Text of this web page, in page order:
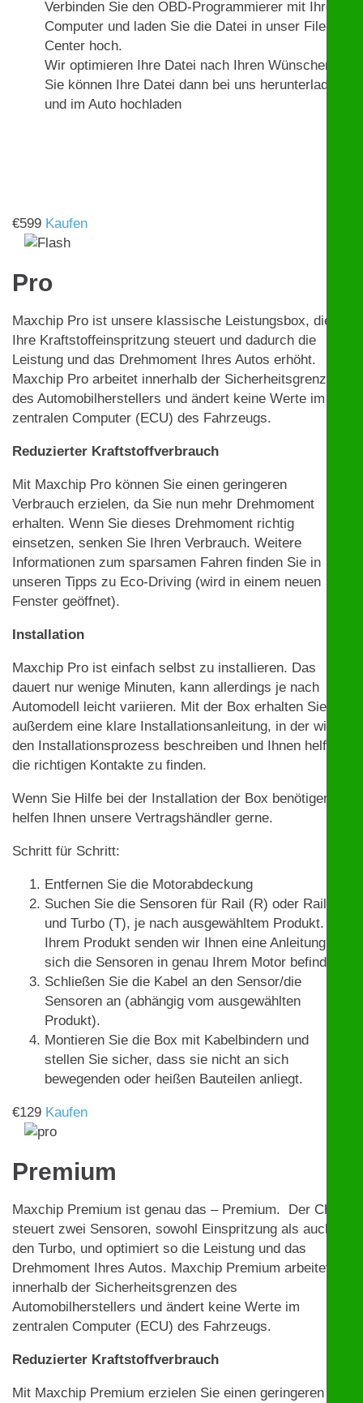
Verbinden Sie den OBD-Programmierer mit Ihrem
Computer und laden Sie die Datei in unser File-
Center hoch.
Wir optimieren Ihre Datei nach Ihren Wünschen.
Sie können Ihre Datei dann bei uns herunterladen
und im Auto hochladen
€599 Kaufen
Pro
Maxchip Pro ist unsere klassische Leistungsbox, die
Ihre Kraftstoffeinspritzung steuert und dadurch die
Leistung und das Drehmoment Ihres Autos erhöht.
Maxchip Pro arbeitet innerhalb der Sicherheitsgrenzen
des Automobilherstellers und ändert keine Werte im
zentralen Computer (ECU) des Fahrzeugs.
Reduzierter Kraftstoffverbrauch
Mit Maxchip Pro können Sie einen geringeren
Verbrauch erzielen, da Sie nun mehr Drehmoment
erhalten. Wenn Sie dieses Drehmoment richtig
einsetzen, senken Sie Ihren Verbrauch. Weitere
Informationen zum sparsamen Fahren finden Sie in
unseren Tipps zu Eco-Driving (wird in einem neuen
Fenster geöffnet).
Installation
Maxchip Pro ist einfach selbst zu installieren. Das
dauert nur wenige Minuten, kann allerdings je nach
Automodell leicht variieren. Mit der Box erhalten Sie
außerdem eine klare Installationsanleitung, in der wir
den Installationsprozess beschreiben und Ihnen helfen,
die richtigen Kontakte zu finden.
Wenn Sie Hilfe bei der Installation der Box benötigen,
helfen Ihnen unsere Vertragshändler gerne.
Schritt für Schritt:
Entfernen Sie die Motorabdeckung
Suchen Sie die Sensoren für Rail (R) oder Rail (R)
und Turbo (T), je nach ausgewähltem Produkt. Mit
Ihrem Produkt senden wir Ihnen eine Anleitung, wo
sich die Sensoren in genau Ihrem Motor befinden.
Schließen Sie die Kabel an den Sensor/die
Sensoren an (abhängig vom ausgewählten
Produkt).
Montieren Sie die Box mit Kabelbindern und
stellen Sie sicher, dass sie nicht an sich
bewegenden oder heißen Bauteilen anliegt.
€129 Kaufen
Premium
Maxchip Premium ist genau das – Premium. Der Chip
steuert zwei Sensoren, sowohl Einspritzung als auch
den Turbo, und optimiert so die Leistung und das
Drehmoment Ihres Autos. Maxchip Premium arbeitet
innerhalb der Sicherheitsgrenzen des
Automobilherstellers und ändert keine Werte im
zentralen Computer (ECU) des Fahrzeugs.
Reduzierter Kraftstoffverbrauch
Mit Maxchip Premium erzielen Sie einen geringeren